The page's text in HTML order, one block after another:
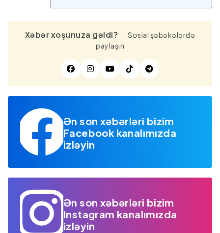
Xəbər xoşunuza gəldi?
Sosial şəbəkələrdə
paylaşın
Ən son xəbərləri bizim
Facebook kanalımızda
izləyin
Ən son xəbərləri bizim
Instagram kanalımızda
izləyin